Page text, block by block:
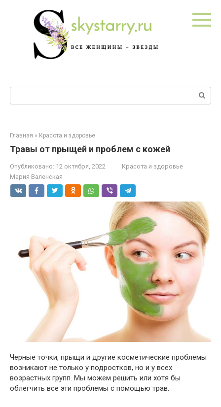
Поиск:
Главная » Красота и здоровье
Травы от прыщей и проблем с кожей
Опубликовано: 12 октября, 2022
Красота и здоровье
Мария Валенская
Черные точки, прыщи и другие косметические проблемы
возникают не только у подростков, но и у всех
возрастных групп. Мы можем решить или хотя бы
облегчить все эти проблемы с помощью трав.